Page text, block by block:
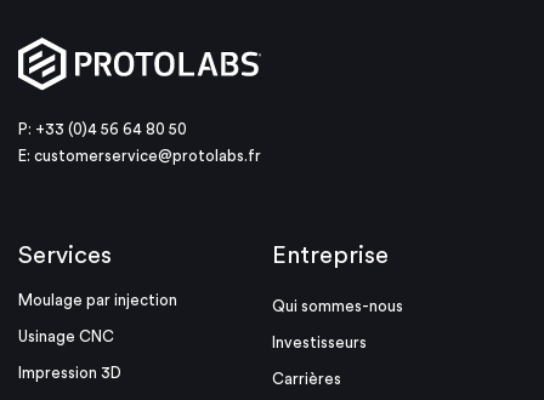
P: +33 (0)4 56 64 80 50
E: customerservice@protolabs.fr
Services
Moulage par injection
Usinage CNC
Impression 3D
Entreprise
Qui sommes-nous
Investisseurs
Carrières